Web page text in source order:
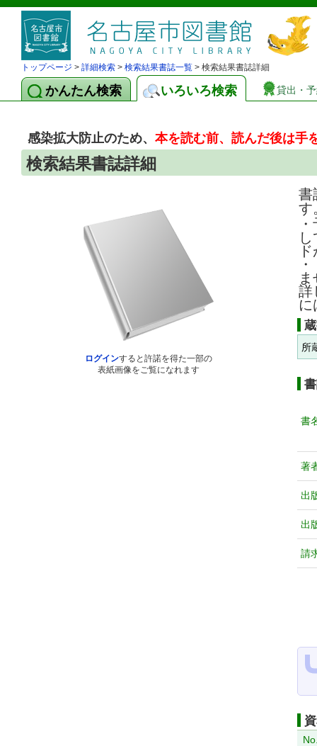
トップページ > 詳細検索 > 検索結果書誌一覧 > 検索結果書誌詳細
かんたん検索 いろいろ検索 貸出・
感染拡大防止のため、本を読む前、読んだ後は手
検索結果書誌詳細
ログインすると許諾を得た一部の
表紙画像をご覧になれます
書
す
詳
に
所
書
著
出
出
請